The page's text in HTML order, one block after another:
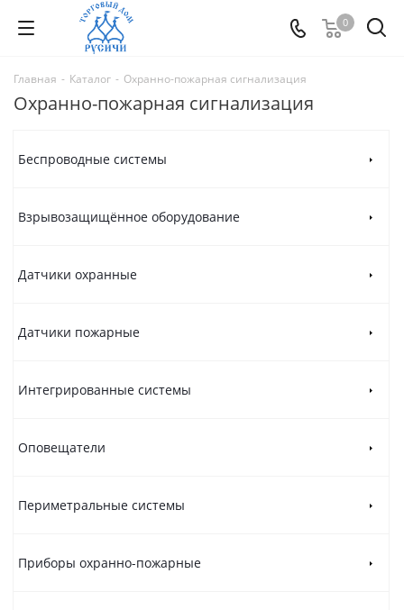
0
Главная - Каталог - Охранно-пожарная сигнализация
Охранно-пожарная сигнализация
Беспроводные системы
Взрывозащищённое оборудование
Датчики охранные
Датчики пожарные
Интегрированные системы
Оповещатели
Периметральные системы
Приборы охранно-пожарные